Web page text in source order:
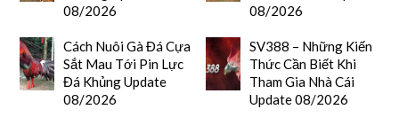
08/2026
08/2026
Cách Nuôi Gà Đá Cựa
Sắt Mau Tới Pin Lực
Đá Khủng Update
08/2026
SV388 – Những Kiến
Thức Cần Biết Khi
Tham Gia Nhà Cái
Update 08/2026